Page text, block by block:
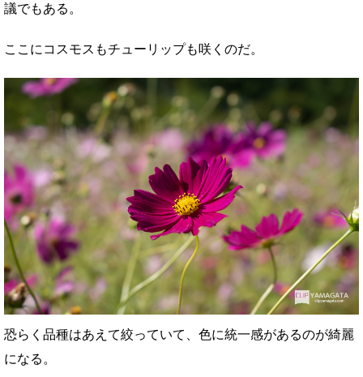
議でもある。
ここにコスモスもチューリップも咲くのだ。
恐らく品種はあえて絞っていて、色に統一感があるのが綺麗
になる。